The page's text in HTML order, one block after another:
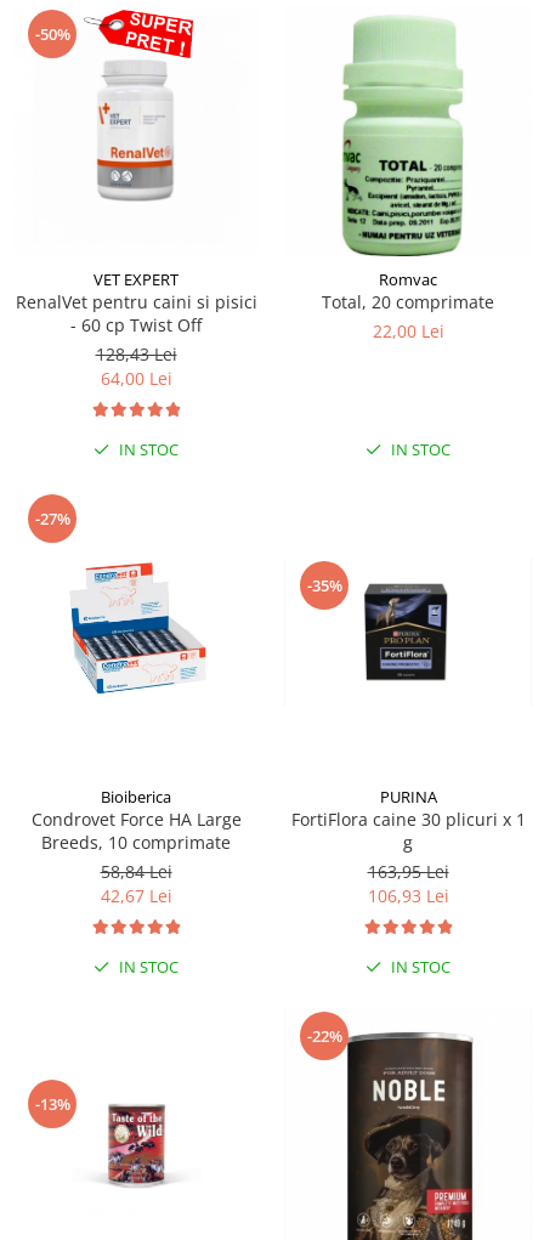
-50%
VET EXPERT
RenalVet pentru caini si pisici
- 60 cp Twist Off
128,43 Lei
64,00 Lei
IN STOC
Romvac
Total, 20 comprimate
22,00 Lei
IN STOC
-27%
Bioiberica
Condrovet Force HA Large
Breeds, 10 comprimate
58,84 Lei
42,67 Lei
IN STOC
-35%
PURINA
FortiFlora caine 30 plicuri x 1
g
163,95 Lei
106,93 Lei
IN STOC
-13%
-22%